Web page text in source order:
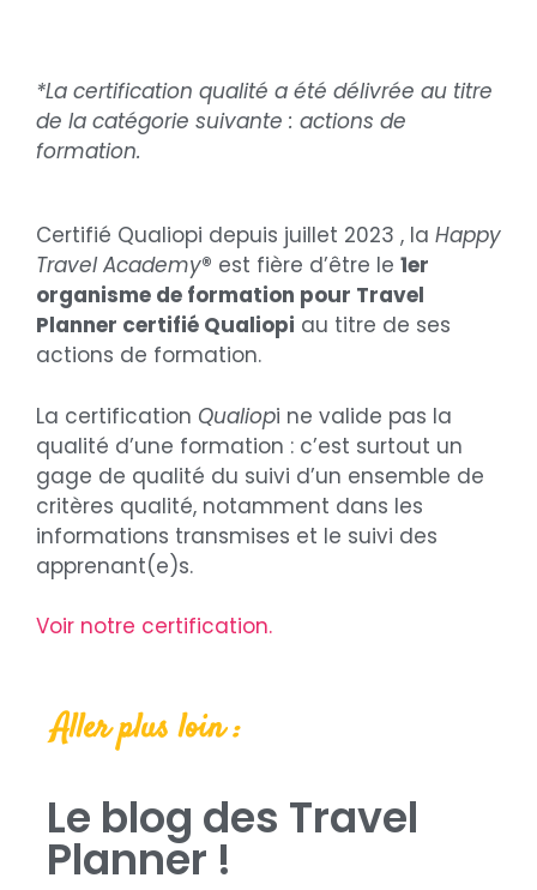
*La certification qualité a été délivrée au titre
de la catégorie suivante : actions de
formation.
Certifié Qualiopi depuis juillet 2023 , la Happy
Travel Academy® est fière d’être le 1er
organisme de formation pour Travel
Planner certifié Qualiopi au titre de ses
actions de formation.
La certification Qualiopi ne valide pas la
qualité d’une formation : c’est surtout un
gage de qualité du suivi d’un ensemble de
critères qualité, notamment dans les
informations transmises et le suivi des
apprenant(e)s.
Voir notre certification.
Aller plus loin :
Le blog des Travel
Planner !